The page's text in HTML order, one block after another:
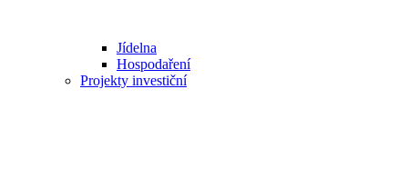
Jídelna
Hospodaření
Projekty investiční